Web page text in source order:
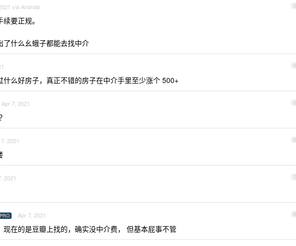
3
via Android
要正规。
了什么幺蛾子都能去找中介
4
什么好房子，真正不错的房子在中介手里至少涨个 500+
5
Apr 7, 2021
6
2021
7
2021
8
PRO Apr 7, 2021
现在的是豆瓣上找的，确实没中介费， 但基本屁事不管